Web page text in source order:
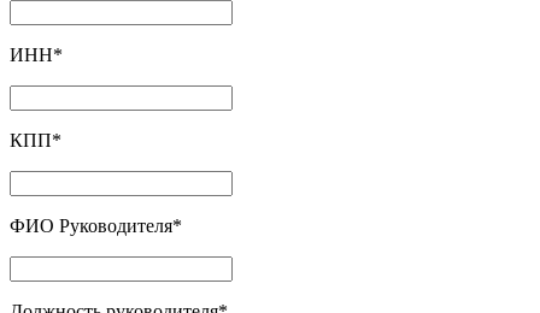
ИНН*
КПП*
ФИО Руководителя*